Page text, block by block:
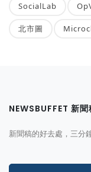
SocialLab
北市圖
NEWSBUFFET 新
新聞稿的好去處，三分